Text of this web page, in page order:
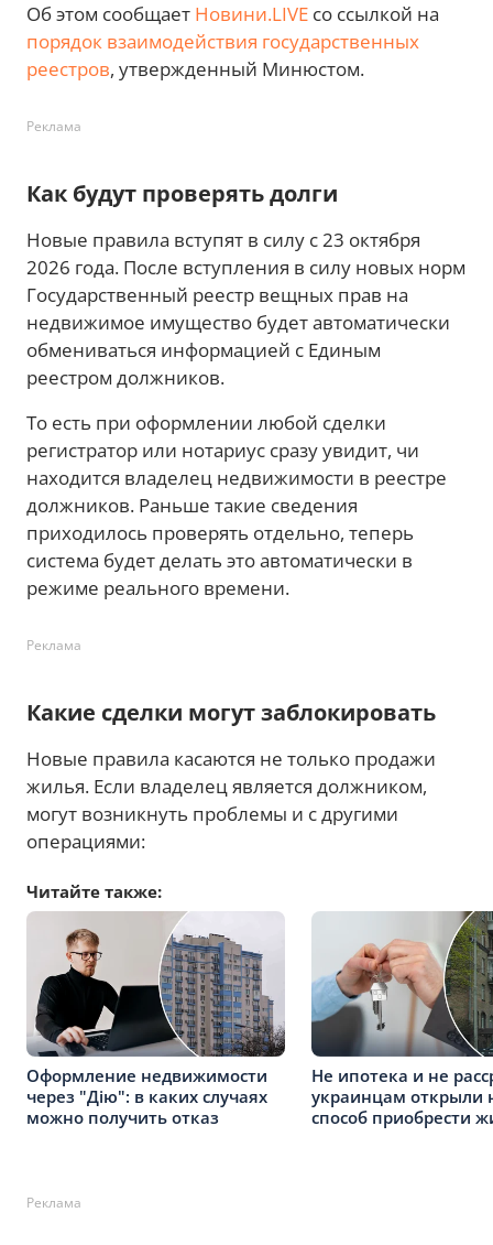
Об этом сообщает Новини.LIVE со ссылкой на
порядок взаимодействия государственных
реестров, утвержденный Минюстом.
Реклама
Как будут проверять долги
Новые правила вступят в силу с 23 октября
2026 года. После вступления в силу новых норм
Государственный реестр вещных прав на
недвижимое имущество будет автоматически
обмениваться информацией с Единым
реестром должников.
То есть при оформлении любой сделки
регистратор или нотариус сразу увидит, чи
находится владелец недвижимости в реестре
должников. Раньше такие сведения
приходилось проверять отдельно, теперь
система будет делать это автоматически в
режиме реального времени.
Реклама
Какие сделки могут заблокировать
Новые правила касаются не только продажи
жилья. Если владелец является должником,
могут возникнуть проблемы и с другими
операциями:
Читайте также:
Оформление недвижимости
через "Дію": в каких случаях
можно получить отказ
Не ипотека и не
украинцам открыли
способ приобрести
Реклама